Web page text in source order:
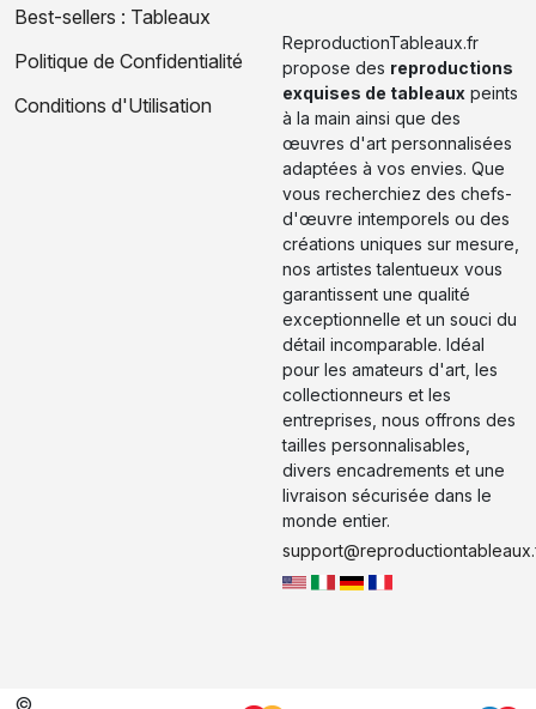
Best-sellers : Tableaux
Politique de Confidentialité
Conditions d'Utilisation
ReproductionTableaux.fr
propose des reproductions
exquises de tableaux peints
à la main ainsi que des
œuvres d'art personnalisées
adaptées à vos envies. Que
vous recherchiez des chefs-
d'œuvre intemporels ou des
créations uniques sur mesure,
nos artistes talentueux vous
garantissent une qualité
exceptionnelle et un souci du
détail incomparable. Idéal
pour les amateurs d'art, les
collectionneurs et les
entreprises, nous offrons des
tailles personnalisables,
divers encadrements et une
livraison sécurisée dans le
monde entier.
©